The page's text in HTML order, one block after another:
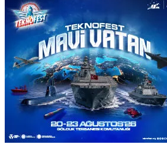
İZMİR
ŞANLIURFA
ŞIRNAK